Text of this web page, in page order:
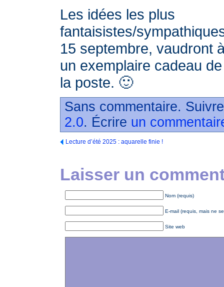
Les idées les plus
fantaisistes/
15 septembre, vaudront
un exemplaire cadeau
la poste. 🙂
Sans commentaire.
2.0. Écrire un
Lecture d’été 2025 : aquarelle finie !
Laisser un
Nom (requis)
E-mail (requis, mais ne
Site web